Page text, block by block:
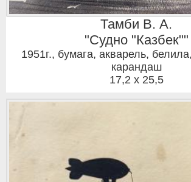
Тамби В. А.
"Судно "Казбек""
1951г., бумага, акварель,
карандаш
17,2 x 25,5